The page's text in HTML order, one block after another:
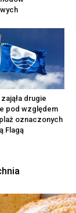
drugie
pod względem
oznaczonych
Flagą